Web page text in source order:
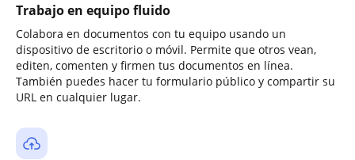
Trabajo en equipo fluido
Colabora en documentos con tu equipo usando un
dispositivo de escritorio o móvil. Permite que otros vean,
editen, comenten y firmen tus documentos en línea.
También puedes hacer tu formulario público y compartir su
URL en cualquier lugar.